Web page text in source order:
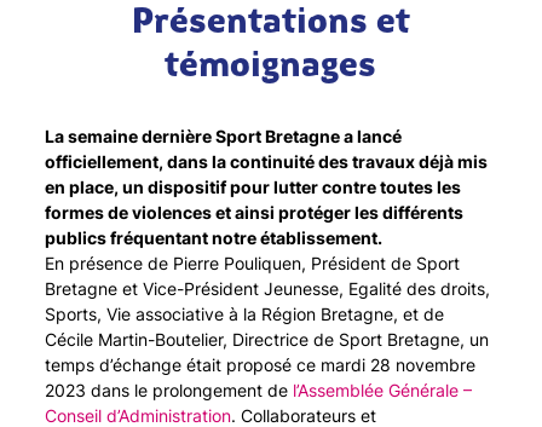
Présentations et
témoignages
La semaine dernière Sport Bretagne a lancé
officiellement, dans la continuité des travaux déjà mis
en place, un dispositif pour lutter contre toutes les
formes de violences et ainsi protéger les différents
publics fréquentant notre établissement.
En présence de Pierre Pouliquen, Président de Sport
Bretagne et Vice-Président Jeunesse, Egalité des droits,
Sports, Vie associative à la Région Bretagne, et de
Cécile Martin-Boutelier, Directrice de Sport Bretagne, un
temps d’échange était proposé ce mardi 28 novembre
2023 dans le prolongement de l’Assemblée Générale –
Conseil d’Administration. Collaborateurs et